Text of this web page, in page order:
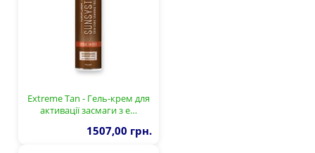
Extreme Tan - Гель-крем для
активації засмаги з е…
1507,00 грн.